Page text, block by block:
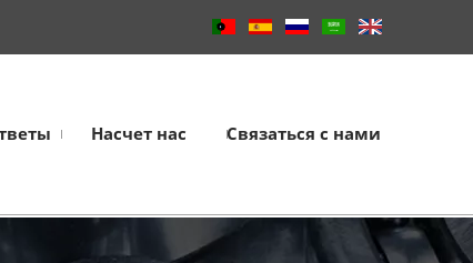
Насчет нас Связаться с нами